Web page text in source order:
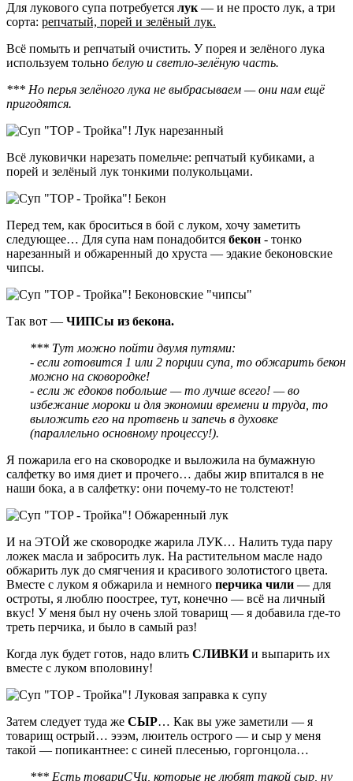
Для лукового супа потребуется лук — и не просто лук, а три
сорта: репчатый, порей и зелёный лук.
Всё помыть и репчатый очистить. У порея и зелёного лука
используем тольно белую и светло-зелёную часть.
*** Но перья зелёного лука не выбрасываем — они нам ещё
пригодятся.
Всё луковички нарезать помельче: репчатый кубиками, а
порей и зелёный лук тонкими полукольцами.
Перед тем, как броситься в бой с луком, хочу заметить
следующее… Для супа нам понадобится бекон - тонко
нарезанный и обжаренный до хруста — эдакие беконовские
чипсы.
Так вот — ЧИПСы из бекона.
*** Тут можно пойти двумя путями:
- если готовится 1 или 2 порции супа, то обжарить бекон
можно на сковородке!
- если ж едоков побольше — то лучше всего! — во
избежание мороки и для экономии времени и труда, то
выложить его на протвень и запечь в духовке
(параллельно основному процессу!).
Я пожарила его на сковородке и выложила на бумажную
сaлфетку во имя диет и прочего… дабы жир впитался в не
наши бока, а в салфетку: они почему-то не толстеют!
И на ЭТОЙ же сковородке жарила ЛУК… Налить туда пару
ложек масла и забросить лук. На растительном масле надо
обжарить лук до смягчения и красивого золотистого цвета.
Вместе с луком я обжарила и немного перчика чили — для
остроты, я люблю поострее, тут, конечно — всё на личный
вкус! У меня был ну очень злой товарищ — я добавила где-то
треть перчика, и было в самый раз!
Когда лук будет готов, надо влить СЛИВКИи выпарить их
вместе с луком вполовину!
Затем следует туда же СЫР… Как вы уже заметили — я
товарищ острый… эээм, люитель острого — и сыр у меня
такой — попикантнее: с синей плесенью, горгонцола…
*** Есть товариСЧи, которые не любят такой сыр, ну